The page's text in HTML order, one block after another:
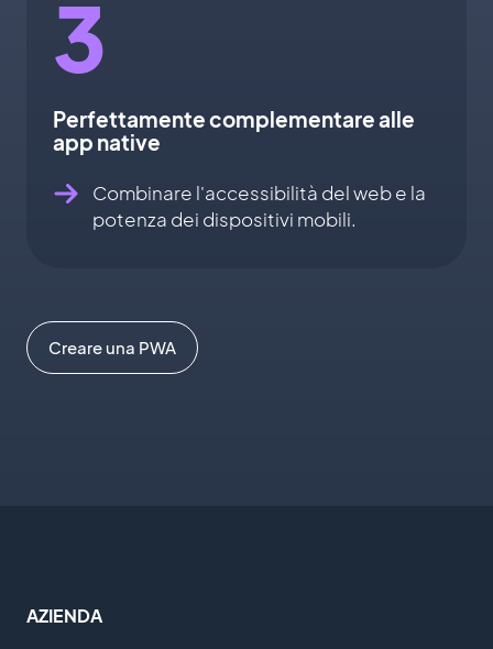
3
Perfettamente complementare alle
app native
Combinare l'accessibilità del web e la
potenza dei dispositivi mobili.
Creare una PWA
AZIENDA